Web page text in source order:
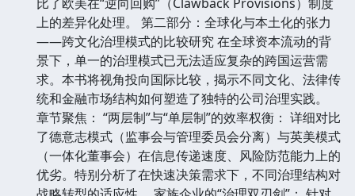
上的差异化处理。 第二部分：全球化与本土化的张力
——跨文化治理模式的比较研究 在全球资本流动的背
景下，单一的治理模式已无法适应复杂的跨国运营需
求。本书将视角投向国际比较，揭示不同文化、法律传
统和金融市场结构如何塑造了独特的公司治理实践。
章节聚焦： “两层制”与“单层制”的效率权衡： 详细对比
了德意志模式（监事会与管理委员会分离）与英美模式
（一体化董事会）在信息传递速度、风险防范能力上的
优劣。特别分析了在快速决策需求下，不同治理结构对